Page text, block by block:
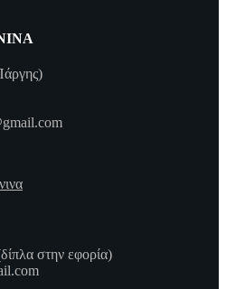
στην εφορία)